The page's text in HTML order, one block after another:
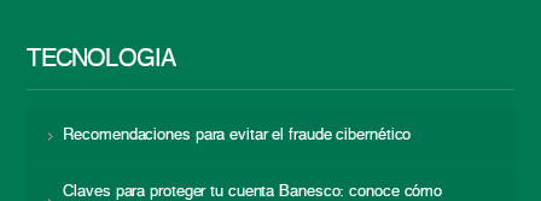
TECNOLOGÍA
Recomendaciones para evitar el fraude cibernético
Claves para proteger tu cuenta Banesco: conoce cómo